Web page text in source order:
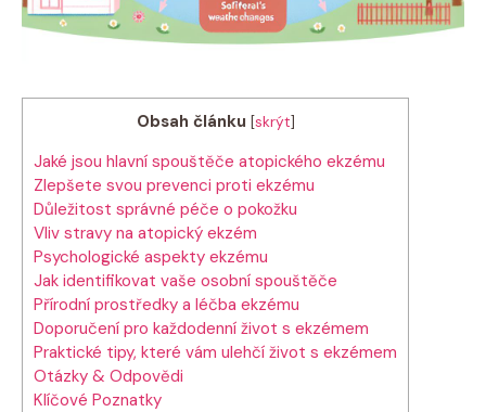
Obsah článku [skrýt]
Jaké ‍jsou hlavní spouštěče ​atopického‍ ekzému
Zlepšete svou prevenci proti ekzému
Důležitost správné péče ‌o pokožku
Vliv stravy na atopický ekzém
Psychologické aspekty ekzému
Jak identifikovat vaše ‌osobní spouštěče
Přírodní⁣ prostředky⁣ a léčba ⁤ekzému
Doporučení pro každodenní život ⁤s ekzémem
Praktické tipy,‌ které vám ⁤ulehčí život s ekzémem
Otázky & Odpovědi
Klíčové Poznatky